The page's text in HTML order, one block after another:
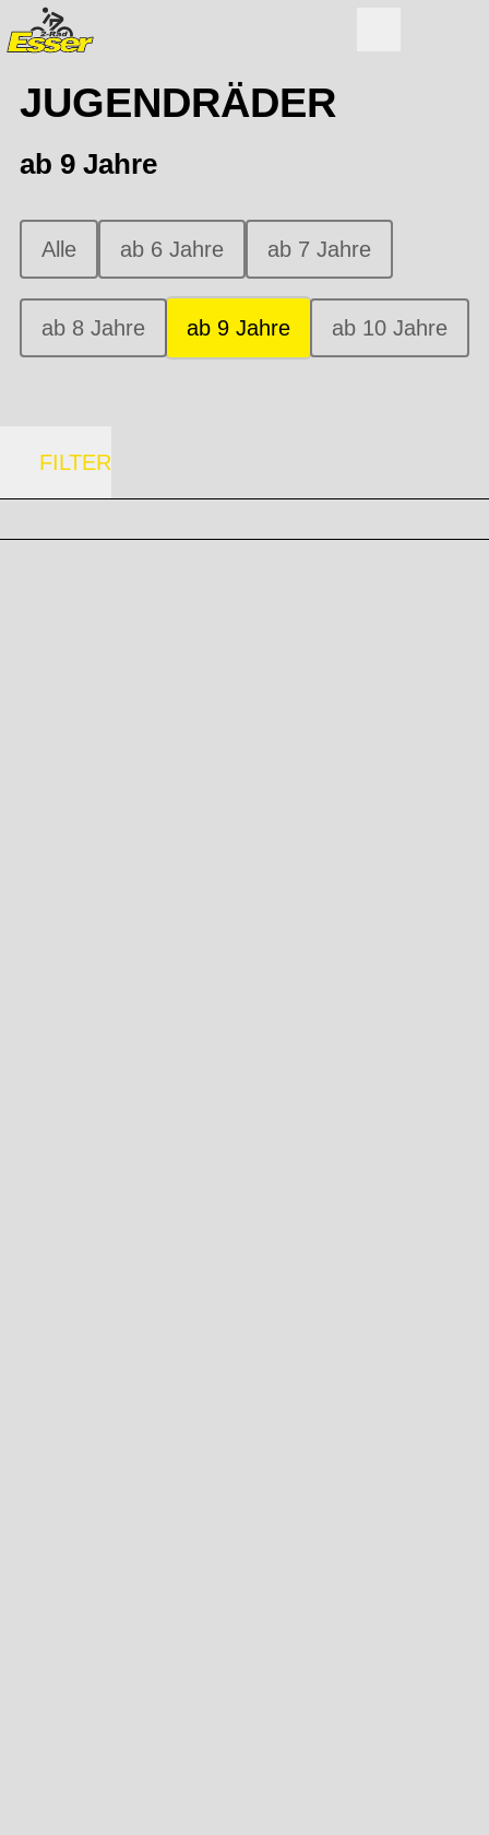
JUGENDRÄDER
ab 9 Jahre
Alle ab 6 Jahre ab 7 Jahre
ab 8 Jahre ab 9 Jahre ab 10 Jahre
FILTER